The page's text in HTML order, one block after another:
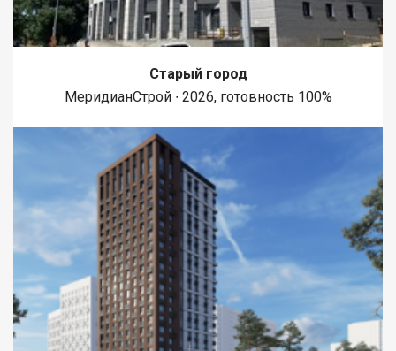
Старый город
МеридианСтрой ∙ 2026, готовность 100%